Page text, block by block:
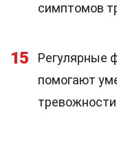
симптомов
15
Регулярные
помогают